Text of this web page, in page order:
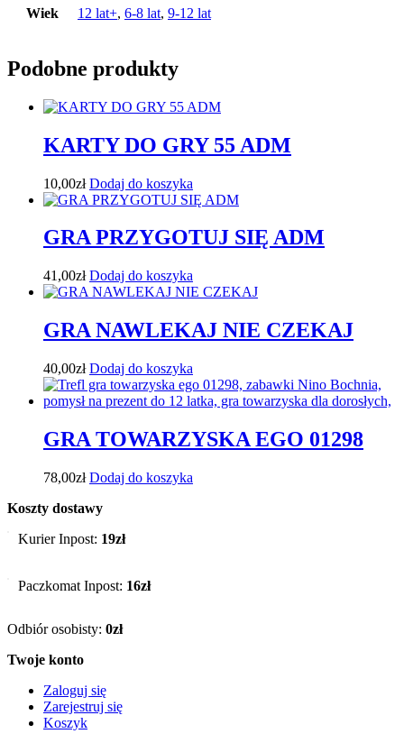
Wiek 12 lat+, 6-8 lat, 9-12 lat
Podobne produkty
KARTY DO GRY 55 ADM
10,00zł Dodaj do koszyka
GRA PRZYGOTUJ SIĘ ADM
41,00zł Dodaj do koszyka
GRA NAWLEKAJ NIE CZEKAJ
40,00zł Dodaj do koszyka
GRA TOWARZYSKA EGO 01298
78,00zł Dodaj do koszyka
Koszty dostawy
Kurier Inpost: 19zł
Paczkomat Inpost: 16zł
Odbiór osobisty: 0zł
Twoje konto
Zaloguj się
Zarejestruj się
Koszyk